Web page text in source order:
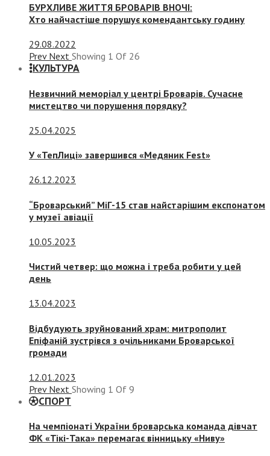
БУРХЛИВЕ ЖИТТЯ БРОВАРІВ ВНОЧІ:
Хто найчастіше порушує комендантську годину
29.08.2022
Prev Next Showing 1 Of 26
КУЛЬТУРА
Незвичний меморіал у центрі Броварів. Сучасне
мистецтво чи порушення порядку?
25.04.2025
У «ТепЛиці» завершився «Медяник Fest»
26.12.2023
“Броварський” МіГ-15 став найстарішим експонатом
у музеї авіації
10.05.2023
Чистий четвер: що можна і треба робити у цей
день
13.04.2023
Відбудують зруйнований храм: митрополит
Епіфаній зустрівся з очільниками Броварської
громади
12.01.2023
Prev Next Showing 1 Of 9
СПОРТ
На чемпіонаті України броварська команда дівчат
ФК «Тікі-Така» перемагає вінницьку «Ниву»